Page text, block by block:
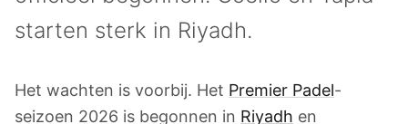
starten sterk in Riyadh.
Het wachten is voorbij. Het Premier Padel-
seizoen 2026 is begonnen in Riyadh en